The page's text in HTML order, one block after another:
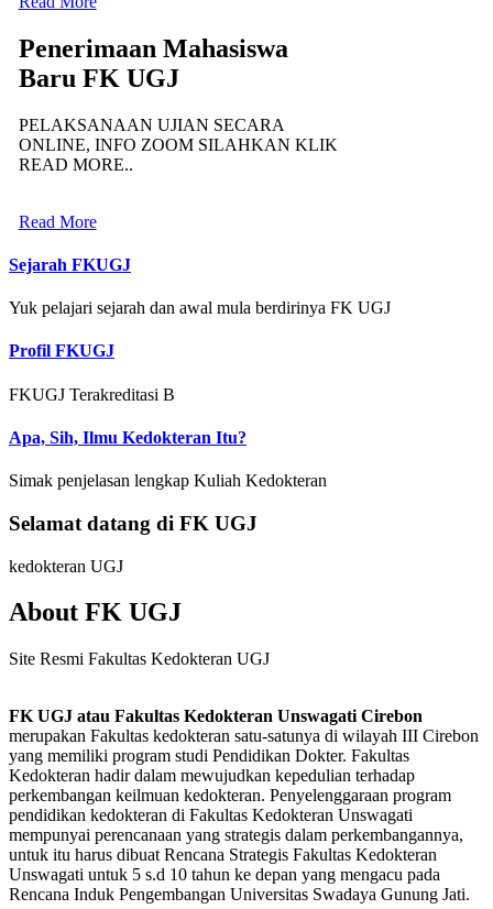
Penerimaan Mahasiswa
Baru FK UGJ
PELAKSANAAN UJIAN SECARA
ONLINE, INFO ZOOM SILAHKAN KLIK
READ MORE..
Read More
Sejarah FKUGJ
Yuk pelajari sejarah dan awal mula berdirinya FK UGJ
Profil FKUGJ
FKUGJ Terakreditasi B
Apa, Sih, Ilmu Kedokteran Itu?
Simak penjelasan lengkap Kuliah Kedokteran
Selamat datang di FK UGJ
kedokteran UGJ
About FK UGJ
Site Resmi Fakultas Kedokteran UGJ
FK UGJ atau Fakultas Kedokteran Unswagati Cirebon
merupakan Fakultas kedokteran satu-satunya di wilayah III Cirebon
yang memiliki program studi Pendidikan Dokter. Fakultas
Kedokteran hadir dalam mewujudkan kepedulian terhadap
perkembangan keilmuan kedokteran. Penyelenggaraan program
pendidikan kedokteran di Fakultas Kedokteran Unswagati
mempunyai perencanaan yang strategis dalam perkembangannya,
untuk itu harus dibuat Rencana Strategis Fakultas Kedokteran
Unswagati untuk 5 s.d 10 tahun ke depan yang mengacu pada
Rencana Induk Pengembangan Universitas Swadaya Gunung Jati.